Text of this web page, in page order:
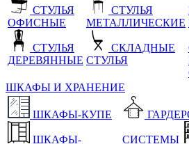
СТУЛЬЯ
ОФИСНЫЕ
СТУЛЬЯ
ДЕРЕВЯННЫЕ
СТУЛЬЯ
МЕТАЛЛИЧЕСКИЕ
СКЛАДНЫЕ
СТУЛЬЯ
ШКАФЫ И ХРАНЕНИЕ
ШКАФЫ-КУПЕ
ШКАФЫ-
СИСТЕМЫ